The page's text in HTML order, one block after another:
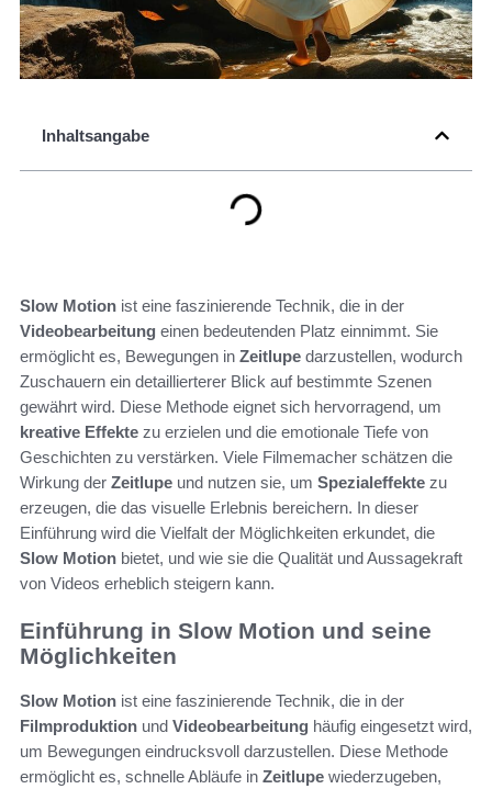
Inhaltsangabe
Slow Motion ist eine faszinierende Technik, die in der
Videobearbeitung einen bedeutenden Platz einnimmt. Sie
ermöglicht es, Bewegungen in Zeitlupe darzustellen, wodurch
Zuschauern ein detaillierterer Blick auf bestimmte Szenen
gewährt wird. Diese Methode eignet sich hervorragend, um
kreative Effekte zu erzielen und die emotionale Tiefe von
Geschichten zu verstärken. Viele Filmemacher schätzen die
Wirkung der Zeitlupe und nutzen sie, um Spezialeffekte zu
erzeugen, die das visuelle Erlebnis bereichern. In dieser
Einführung wird die Vielfalt der Möglichkeiten erkundet, die
Slow Motion bietet, und wie sie die Qualität und Aussagekraft
von Videos erheblich steigern kann.
Einführung in Slow Motion und seine
Möglichkeiten
Slow Motion ist eine faszinierende Technik, die in der
Filmproduktion und Videobearbeitung häufig eingesetzt wird,
um Bewegungen eindrucksvoll darzustellen. Diese Methode
ermöglicht es, schnelle Abläufe in Zeitlupe wiederzugeben,